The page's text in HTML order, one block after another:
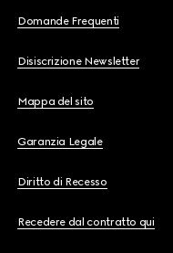
Domande Frequenti
Disiscrizione Newsletter
Mappa del sito
Garanzia Legale
Diritto di Recesso
Recedere dal contratto qui